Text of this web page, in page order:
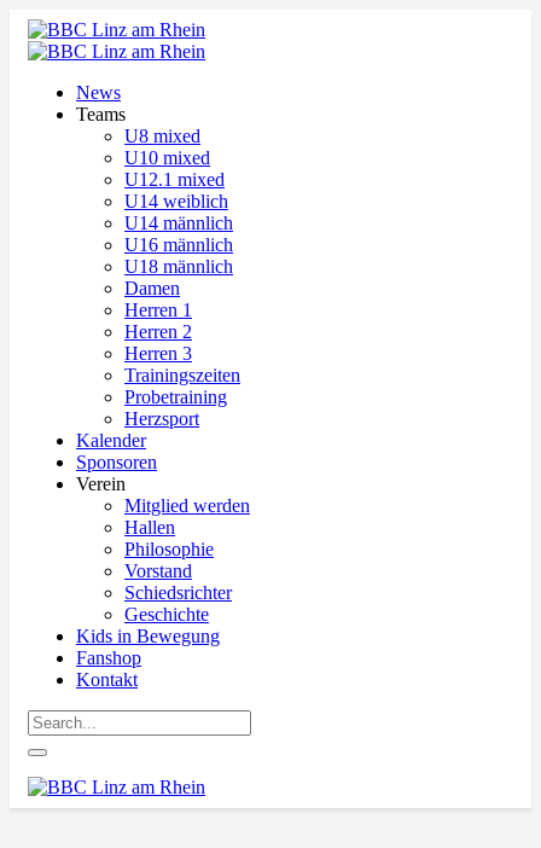
News
Teams
U8 mixed
U10 mixed
U12.1 mixed
U14 weiblich
U14 männlich
U16 männlich
U18 männlich
Damen
Herren 1
Herren 2
Herren 3
Trainingszeiten
Probetraining
Herzsport
Kalender
Sponsoren
Verein
Mitglied werden
Hallen
Philosophie
Vorstand
Schiedsrichter
Geschichte
Kids in Bewegung
Fanshop
Kontakt